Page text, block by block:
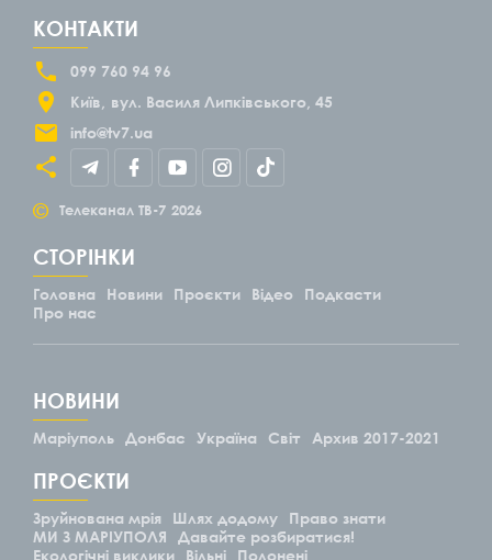
КОНТАКТИ
099 760 94 96
Київ
вул. Василя Липківського, 45
info@tv7.ua
© Телеканал ТВ-7 2026
СТОРІНКИ
Головна Новини Проєкти Відео
Подкасти
Про нас
НОВИНИ
Маріуполь Донбас Україна Світ Архив 2017-2021
ПРОЄКТИ
Зруйнована мрія Шлях додому
Право знати
МИ З МАРІУПОЛЯ
Давайте розбиратися!
Екологічні виклики
Вільні Полонені